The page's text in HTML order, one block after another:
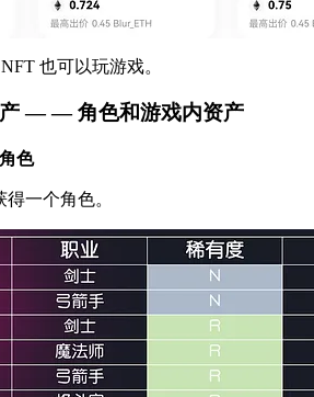
也可以玩游戏。
产 — — 角色和游戏内资产
色
一个角色。